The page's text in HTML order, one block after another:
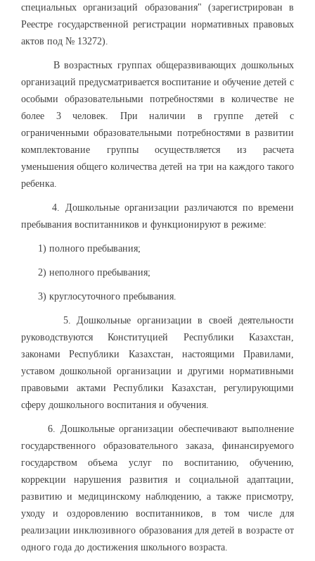
специальных организаций образования" (зарегистрирован в
Реестре государственной регистрации нормативных правовых
актов под № 13272).
В возрастных группах общеразвивающих дошкольных
организаций предусматривается воспитание и обучение детей с
особыми образовательными потребностями в количестве не
более 3 человек. При наличии в группе детей с
ограниченными образовательными потребностями в развитии
комплектование группы осуществляется из расчета
уменьшения общего количества детей на три на каждого такого
ребенка.
4. Дошкольные организации различаются по времени
пребывания воспитанников и функционируют в режиме:
1) полного пребывания;
2) неполного пребывания;
3) круглосуточного пребывания.
5. Дошкольные организации в своей деятельности
руководствуются Конституцией Республики Казахстан,
законами Республики Казахстан, настоящими Правилами,
уставом дошкольной организации и другими нормативными
правовыми актами Республики Казахстан, регулирующими
сферу дошкольного воспитания и обучения.
6. Дошкольные организации обеспечивают выполнение
государственного образовательного заказа, финансируемого
государством объема услуг по воспитанию, обучению,
коррекции нарушения развития и социальной адаптации,
развитию и медицинскому наблюдению, а также присмотру,
уходу и оздоровлению воспитанников, в том числе для
реализации инклюзивного образования для детей в возрасте от
одного года до достижения школьного возраста.